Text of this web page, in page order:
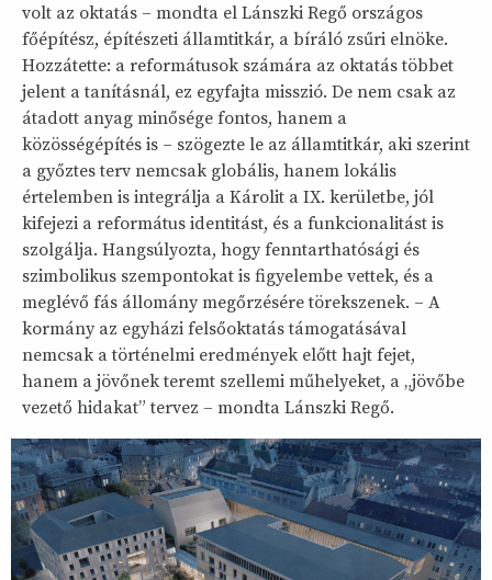
volt az oktatás – mondta el Lánszki Regő országos
főépítész, építészeti államtitkár, a bíráló zsűri elnöke.
Hozzátette: a reformátusok számára az oktatás többet
jelent a tanításnál, ez egyfajta misszió. De nem csak az
átadott anyag minősége fontos, hanem a
közösségépítés is – szögezte le az államtitkár, aki szerint
a győztes terv nemcsak globális, hanem lokális
értelemben is integrálja a Károlit a IX. kerületbe, jól
kifejezi a református identitást, és a funkcionalitást is
szolgálja. Hangsúlyozta, hogy fenntarthatósági és
szimbolikus szempontokat is figyelembe vettek, és a
meglévő fás állomány megőrzésére törekszenek. – A
kormány az egyházi felsőoktatás támogatásával
nemcsak a történelmi eredmények előtt hajt fejet,
hanem a jövőnek teremt szellemi műhelyeket, a „jövőbe
vezető hidakat” tervez – mondta Lánszki Regő.